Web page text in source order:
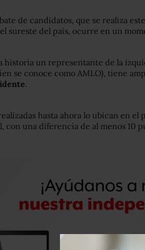
de candidatos, que se realiza
sureste del país, ocurre en un
historia un representante de la
se conoce como AMLO), tiene
.
hasta ahora lo ubican en el
con una diferencia de al menos 10